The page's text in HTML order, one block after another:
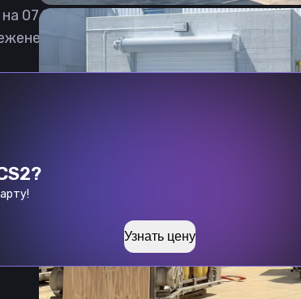
07.08.2026
обновлять, чтобы вы могли
Узнать цену